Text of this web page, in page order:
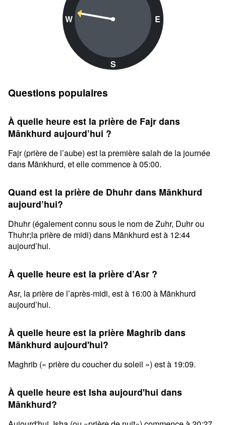
W
S
E
Questions populaires
À quelle heure est la prière de Fajr dans
Mānkhurd aujourd’hui ?
Fajr (prière de l’aube) est la première salah de la journée
dans Mānkhurd, et elle commence à 05:00.
Quand est la prière de Dhuhr dans Mānkhurd
aujourd’hui?
Dhuhr (également connu sous le nom de Zuhr, Duhr ou
Thuhr;la prière de midi) dans Mānkhurd est à 12:44
aujourd’hui.
À quelle heure est la prière d’Asr ?
Asr, la prière de l’après-midi, est à 16:00 à Mānkhurd
aujourd’hui.
À quelle heure est la prière Maghrib dans
Mānkhurd aujourd'hui?
Maghrib (« prière du coucher du soleil ») est à 19:09.
À quelle heure est Isha aujourd'hui dans
Mānkhurd?